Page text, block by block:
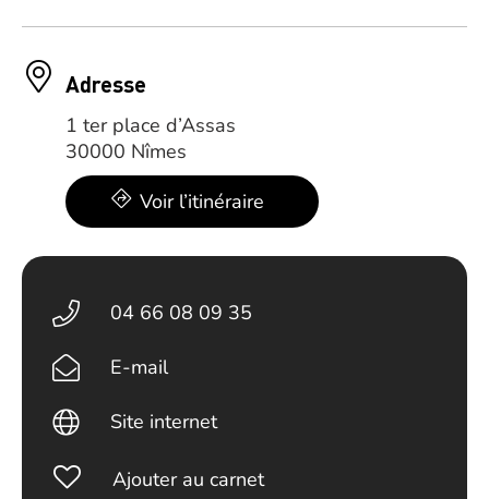
Adresse
1 ter place d’Assas
30000 Nîmes
Voir l’itinéraire
04 66 08 09 35
E-mail
Site internet
Ajouter au carnet